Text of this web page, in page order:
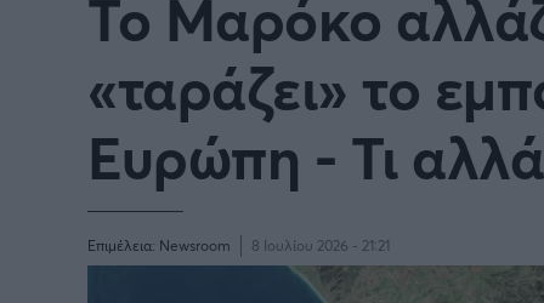
Το Μαρόκο
«ταράζει» το
Ευρώπη - Τι
Επιμέλεια: Newsroom 8 Ιουλίου 2026 - 21:21